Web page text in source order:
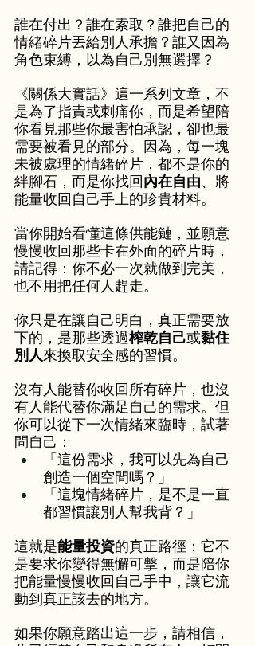
誰在付出？誰在索取？誰把自己的
情緒碎片丟給別人承擔？誰又因為
角色束縛，以為自己別無選擇？
《關係大實話》這一系列文章，不
是為了指責或刺痛你，而是希望陪
你看見那些你最害怕承認，卻也最
需要被看見的部分。因為，每一塊
未被處理的情緒碎片，都不是你的
絆腳石，而是你找回內在自由、將
能量收回自己手上的珍貴材料。
當你開始看懂這條供能鏈，並願意
慢慢收回那些卡在外面的碎片時，
請記得：你不必一次就做到完美，
也不用把任何人趕走。
你只是在讓自己明白，真正需要放
下的，是那些透過榨乾自己或黏住
別人來換取安全感的習慣。
沒有人能替你收回所有碎片，也沒
有人能代替你滿足自己的需求。但
你可以從下一次情緒來臨時，試著
問自己：
「這份需求，我可以先為自己
創造一個空間嗎？」
「這塊情緒碎片，是不是一直
都習慣讓別人幫我背？」
這就是能量投資的真正路徑：它不
是要求你變得無懈可擊，而是陪你
把能量慢慢收回自己手中，讓它流
動到真正該去的地方。
如果你願意踏出這一步，請相信，